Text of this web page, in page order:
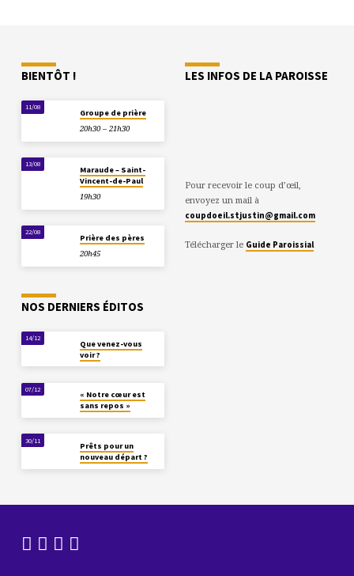
BIENTÔT !
11/08
Groupe de prière
20h30 – 21h30
13/08
Maraude – Saint-
Vincent-de-Paul
19h30
22/08
Prière des pères
20h45
LES INFOS DE LA PAROISSE
Pour recevoir le coup d’œil,
envoyez un mail à
coupdoeil.stjustin@gmail.com
Télécharger le Guide Paroissial
NOS DERNIERS ÉDITOS
14/12
Que venez-vous
voir ?
07/12
« Notre cœur est
sans repos »
30/11
Prêts pour un
nouveau départ ?